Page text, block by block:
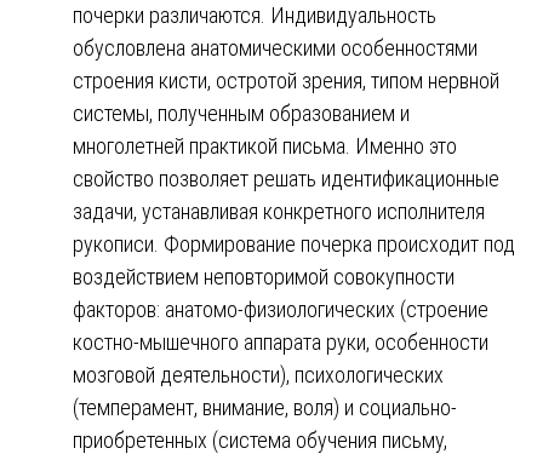
почерки различаются. Индивидуальность
обусловлена анатомическими особенностями
строения кисти, остротой зрения, типом нервной
системы, полученным образованием и
многолетней практикой письма. Именно это
свойство позволяет решать идентификационные
задачи, устанавливая конкретного исполнителя
рукописи. Формирование почерка происходит под
воздействием неповторимой совокупности
факторов: анатомо-физиологических (строение
костно-мышечного аппарата руки, особенности
мозговой деятельности), психологических
(темперамент, внимание, воля) и социально-
приобретенных (система обучения письму,